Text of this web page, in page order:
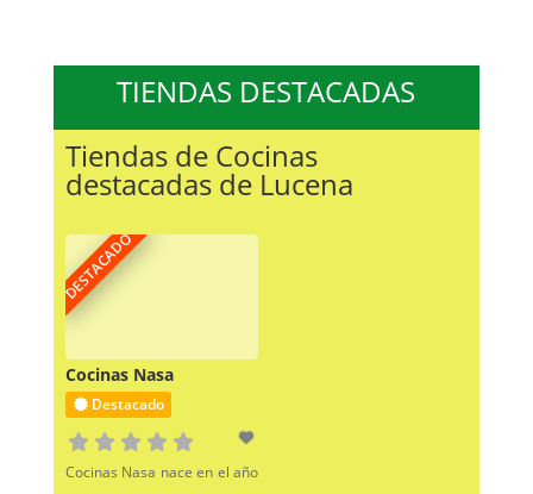
TIENDAS DESTACADAS
Tiendas de Cocinas
destacadas de Lucena
DESTACADO
Cocinas Nasa
Destacado
Cocinas Nasa nace en el año